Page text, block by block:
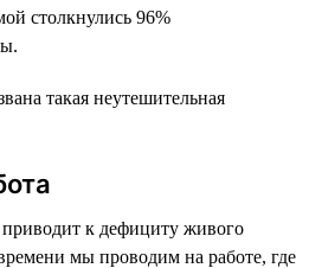
столкнулись 96%
такая неутешительная
приводит к дефициту живого
мы проводим на работе, где